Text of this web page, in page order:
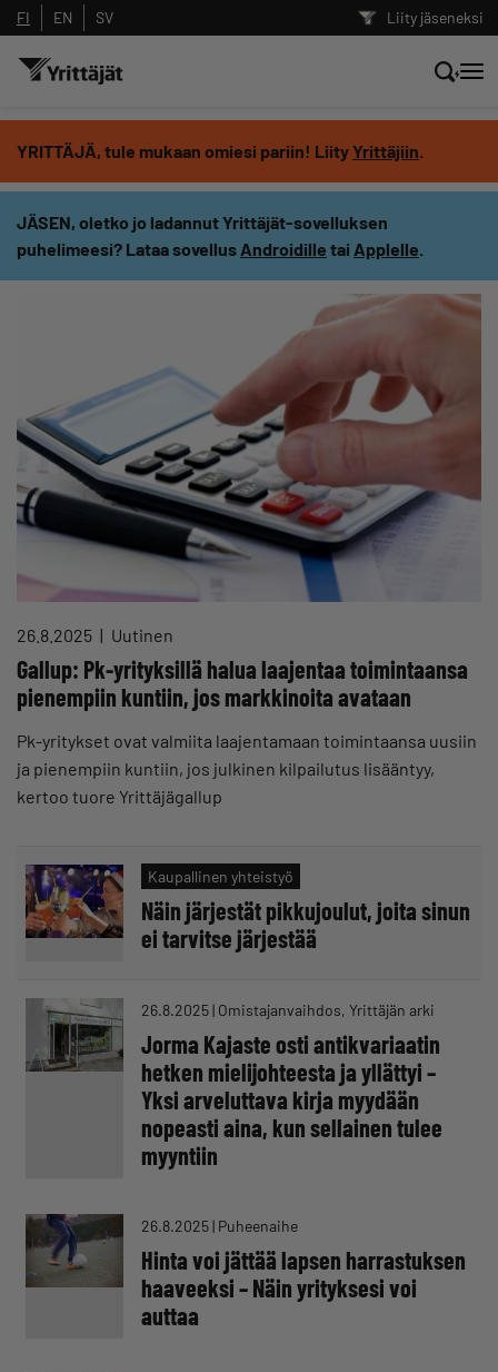
Liity jäseneksi
FI EN SV
YRITTÄJÄ, tule mukaan omiesi pariin! LiityYrittäjiin.
JÄSEN, oletko jo ladannut Yrittäjät-sovelluksen
puhelimeesi? Lataa sovellus Androidille tai Applelle.
26.8.2025 Uutinen
Gallup: Pk-yrityksillä halua laajentaa toimintaansa
pienempiin kuntiin, jos markkinoita avataan
Pk-yritykset ovat valmiita laajentamaan toimintaansa uusiin
ja pienempiin kuntiin, jos julkinen kilpailutus lisääntyy,
kertoo tuore Yrittäjägallup
Kaupallinen yhteistyö
Näin järjestät pikkujoulut, joita sinun
ei tarvitse järjestää
26.8.2025 | Omistajanvaihdos, Yrittäjän arki
Jorma Kajaste osti antikvariaatin
hetken mielijohteesta ja yllättyi –
Yksi arveluttava kirja myydään
nopeasti aina, kun sellainen tulee
myyntiin
26.8.2025 | Puheenaihe
Hinta voi jättää lapsen harrastuksen
haaveeksi – Näin yrityksesi voi
auttaa
Hae sivustolta tai kysy suoraan
Yrittäjien tekoälyltä
Suodata hakutuloksia: näytä kaikki sisältö